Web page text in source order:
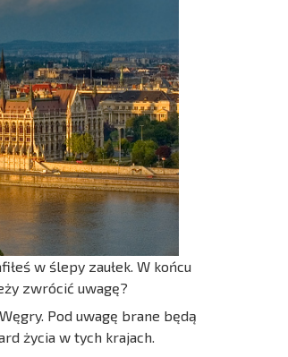
w ślepy zaułek. W końcu
zwrócić uwagę?
Pod uwagę brane będą
życia w tych krajach.